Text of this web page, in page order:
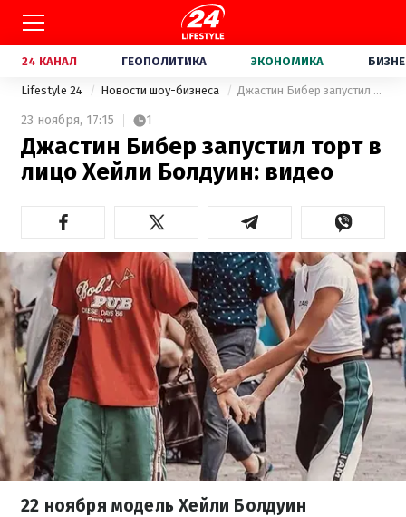
24 КАНАЛ ГЕОПОЛИТИКА ЭКОНОМИКА
Lifestyle 24 Новости шоу-бизнеса Джастин Бибер запустил торт в лицо Хейли Болдуин: видео
23 ноября, 17:15 1
Джастин Бибер запустил торт в
лицо Хейли Болдуин: видео
22 ноября модель Хейли Болдуин